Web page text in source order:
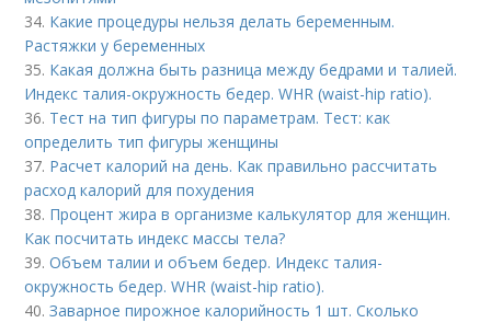
34. Какие процедуры нельзя делать беременным.
Растяжки у беременных
35. Какая должна быть разница между бедрами и талией.
Индекс талия-окружность бедер. WHR (waist-hip ratio).
36. Тест на тип фигуры по параметрам. Тест: как
определить тип фигуры женщины
37. Расчет калорий на день. Как правильно рассчитать
расход калорий для похудения
38. Процент жира в организме калькулятор для женщин.
Как посчитать индекс массы тела?
39.Объем талии и объем бедер. Индекс талия-
окружность бедер. WHR (waist-hip ratio).
40.Заварное пирожное калорийность 1 шт. Сколько